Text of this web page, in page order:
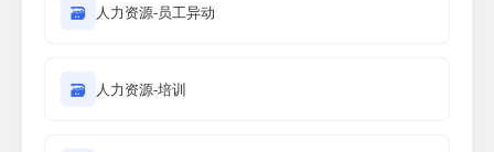
🗃 人力资源-员工异动
🗃 人力资源-培训